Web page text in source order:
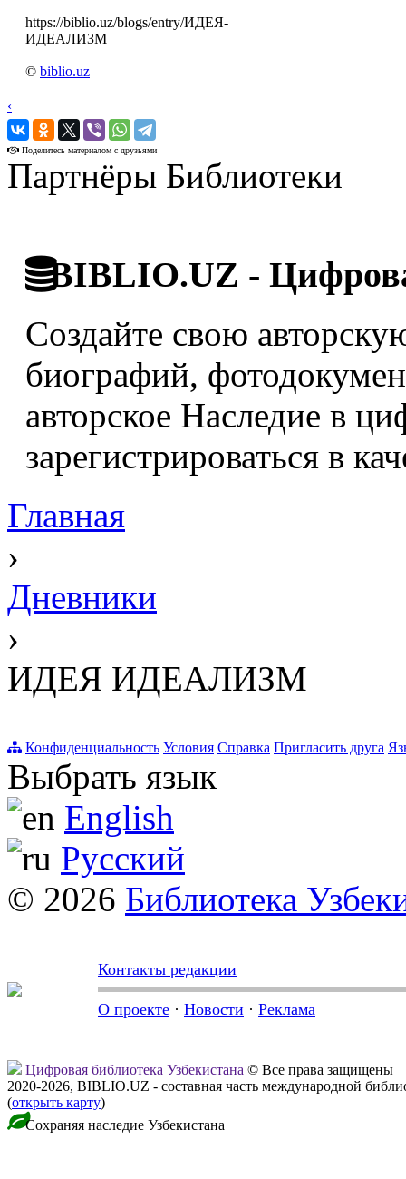
https://biblio.uz/blogs/entry/ИДЕЯ-
ИДЕАЛИЗМ
© biblio.uz
‹
›
Поделитесь материалом с друзьями
Партнёры Библиотеки
BIBLIO.UZ -
Создайте свою
биографий,
авторское Наследие в
зарегистрироваться в
Главная
›
Дневники
›
ИДЕЯ ИДЕАЛИЗМ
Конфиденциальность Условия Справка Пригласить друга
Выбрать язык
English
Русский
© 2026 Библиотека
Контакты редакции
О проекте · Новости · Реклама
Цифровая библиотека Узбекистана © Все права защищены
2020-2026, BIBLIO.UZ - составная часть международной
(открыть карту)
Сохраняя наследие Узбекистана